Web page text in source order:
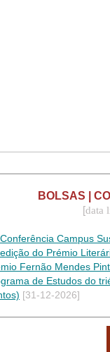
BOLSAS |
[data
Campus
do Prémio
Fernão Mendes
de Estudos do
[31-12-2026]